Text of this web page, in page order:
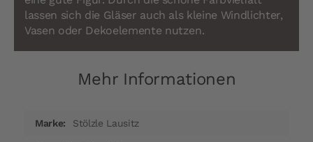
lassen sich die Gläser auch als kleine Windlichter,
Vasen oder Dekoelemente nutzen.
Mehr Informationen
InformationenStölzle Lausitz